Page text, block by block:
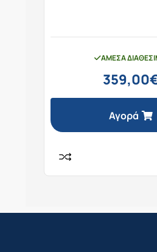
ΆΜΕΣΑ
359,00
Αγορά